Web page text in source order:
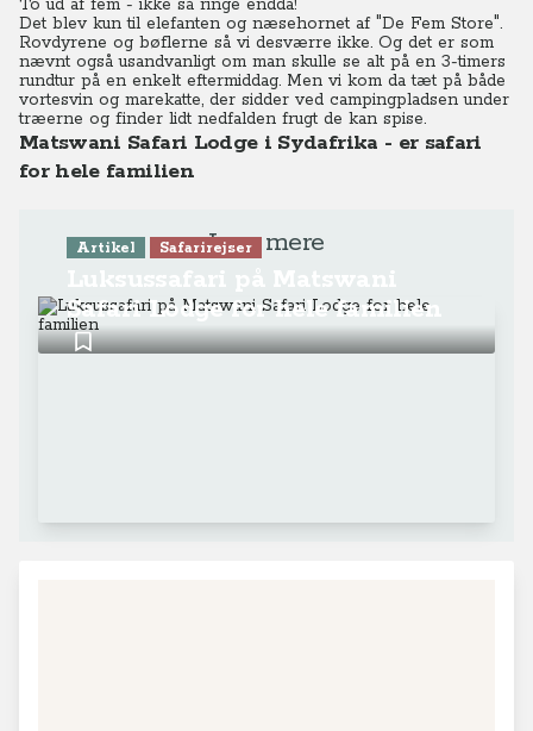
To ud af fem - ikke så ringe endda!
Det blev kun til elefanten og næsehornet af "De Fem Store".
Rovdyrene og bøflerne så vi desværre ikke. Og det er som
nævnt også usandvanligt om man skulle se alt på en 3-timers
rundtur på en enkelt eftermiddag. Men vi kom da tæt på både
vortesvin og marekatte, der sidder ved campingpladsen under
træerne og finder lidt nedfalden frugt de kan spise.
Matswani Safari Lodge i Sydafrika - er safari
for hele familien
Læs mere
Artikel Safarirejser
Safari Lodge for hele familien